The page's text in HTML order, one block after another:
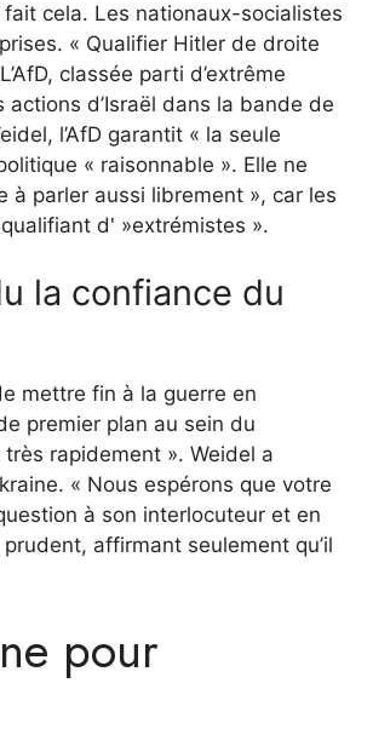
fait cela. Les nationaux-socialistes
« Qualifier Hitler de droite
classée parti d’extrême
d’Israël dans la bande de
l’AfD garantit « la seule
« raisonnable ». Elle ne
à parler aussi librement », car les
d' »extrémistes ».
la confiance du
mettre fin à la guerre en
premier plan au sein du
rapidement ». Weidel a
« Nous espérons que votre
à son interlocuteur et en
affirmant seulement qu’il
pour